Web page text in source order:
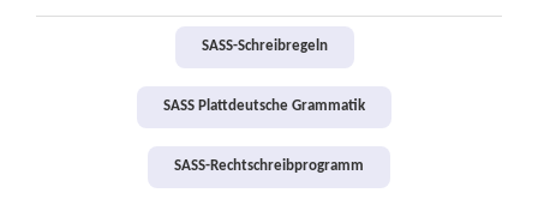
SASS-Schreibregeln
SASS Plattdeutsche Grammatik
SASS-Rechtschreibprogramm